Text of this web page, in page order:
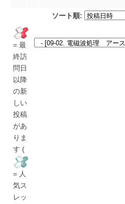
ソート順:
= 最
終訪
問日
以降
の新
しい
投稿
があ
りま
す (
= 人
気ス
レッ